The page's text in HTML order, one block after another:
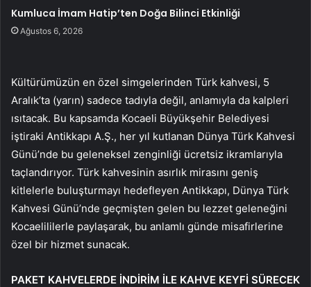
Kumluca İmam Hatip’ten Doğa Bilinci Etkinliği
Ağustos 6, 2026
Kültürümüzün en özel simgelerinden Türk kahvesi, 5
Aralık’ta (yarın) sadece tadıyla değil, anlamıyla da kalpleri
ısıtacak. Bu kapsamda Kocaeli Büyükşehir Belediyesi
iştiraki Antikkapı A.Ş., her yıl kutlanan Dünya Türk Kahvesi
Günü’nde bu geleneksel zenginliği ücretsiz ikramlarıyla
taçlandırıyor. Türk kahvesinin asırlık mirasını geniş
kitlelerle buluşturmayı hedefleyen Antikkapı, Dünya Türk
Kahvesi Günü’nde geçmişten gelen bu lezzet geleneğini
Kocaelililerle paylaşarak, bu anlamlı günde misafirlerine
özel bir hizmet sunacak.
PAKET KAHVELERDE İNDİRİM İLE KAHVE KEYFİ SÜRECEK